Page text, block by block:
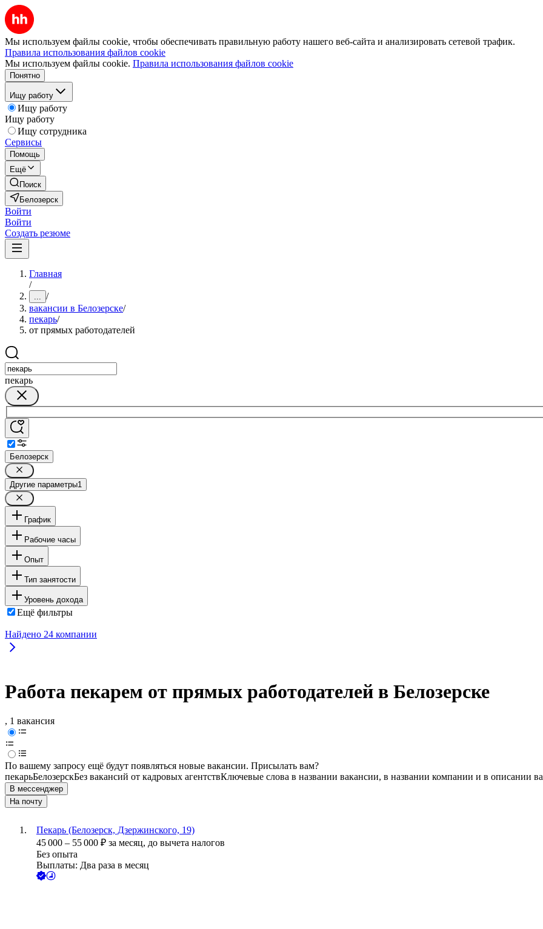
Мы используем файлы cookie, чтобы обеспечивать правильную работу нашего веб-сайта и анализировать сетевой трафик.
Правила использования файлов cookie
Мы используем файлы cookie. Правила использования файлов cookie
Понятно
Ищу работу
Ищу работу
Ищу работу
Ищу сотрудника
Сервисы
Помощь
Ещё
Поиск
Белозерск
Войти
Войти
Создать резюме
Главная
/
... /
вакансии в Белозерске/
пекарь/
от прямых работодателей
пекарь
Белозерск
Другие параметры1
График
Рабочие часы
Опыт
Тип занятости
Уровень дохода
Ещё фильтры
Найдено 24 компании
Работа пекарем от прямых работодателей в Белозерске
, 1 вакансия
По вашему запросу ещё будут появляться новые вакансии. Присылать вам?
пекарьБелозерскБез вакансий от кадровых агентствКлючевые слова в названии вакансии, в названии компании и в описании
В мессенджер
На почту
Пекарь (Белозерск, Дзержинского, 19)
45 000 – 55 000 ₽ за месяц, до вычета налогов
Без опыта
Выплаты: Два раза в месяц